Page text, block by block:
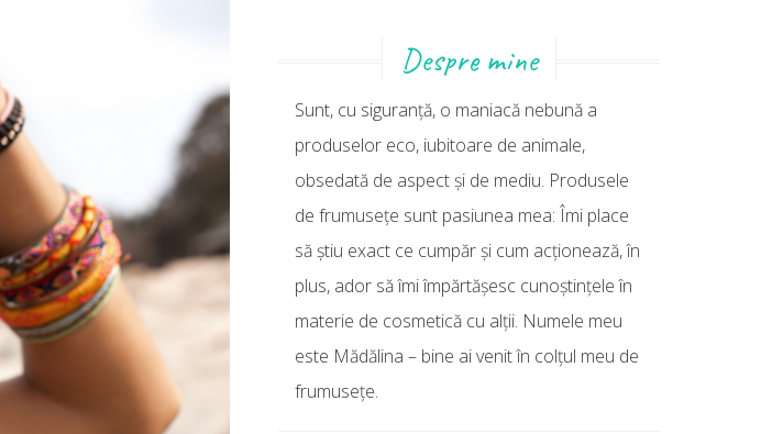
Despre mine
Sunt, cu siguranţă, o maniacă nebună a
produselor eco, iubitoare de animale,
obsedată de aspect şi de mediu. Produsele
de frumuseţe sunt pasiunea mea: Îmi place
să ştiu exact ce cumpăr şi cum acţionează, în
plus, ador să îmi împărtăşesc cunoştinţele în
materie de cosmetică cu alţii. Numele meu
este Mădălina – bine ai venit în colţul meu de
frumuseţe.